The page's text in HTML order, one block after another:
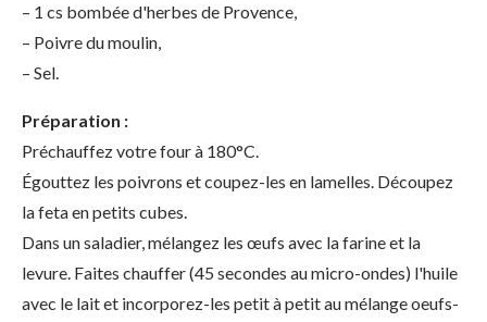
– 1 cs bombée d'herbes de Provence,
– Poivre du moulin,
– Sel.
Préparation :
Préchauffez votre four à 180°C.
Égouttez les poivrons et coupez-les en lamelles. Découpez
la feta en petits cubes.
Dans un saladier, mélangez les œufs avec la farine et la
levure. Faites chauffer (45 secondes au micro-ondes) l'huile
avec le lait et incorporez-les petit à petit au mélange oeufs-